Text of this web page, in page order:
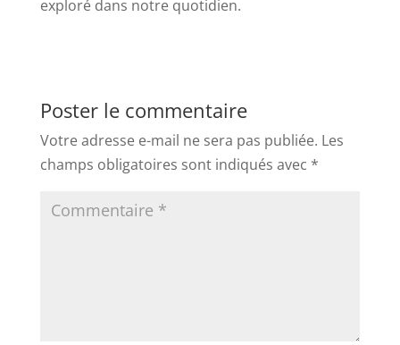
exploré dans notre quotidien.
Poster le commentaire
Votre adresse e-mail ne sera pas publiée. Les
champs obligatoires sont indiqués avec *